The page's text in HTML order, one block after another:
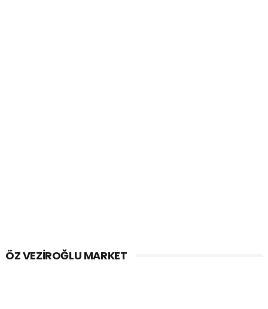
ÖZ VEZIROĞLU MARKET